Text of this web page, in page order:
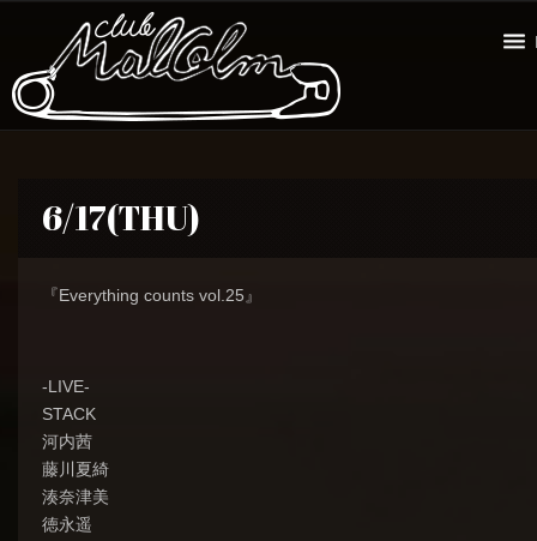
6/17(THU)
『Everything counts vol.25』
-LIVE-
STACK
河内茜
藤川夏綺
湊奈津美
徳永遥